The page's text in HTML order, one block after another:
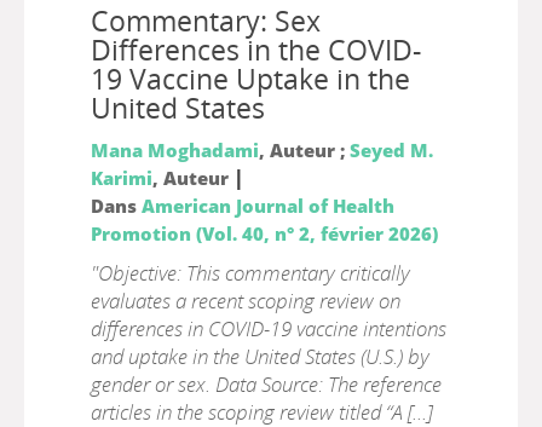
Commentary: Sex
Differences in the COVID-
19 Vaccine Uptake in the
United States
Mana Moghadami, Auteur ; Seyed M.
Karimi, Auteur |
Dans American Journal of Health
Promotion (Vol. 40, n° 2, février 2026)
"Objective: This commentary critically
evaluates a recent scoping review on
differences in COVID-19 vaccine intentions
and uptake in the United States (U.S.) by
gender or sex. Data Source: The reference
articles in the scoping review titled “A [...]